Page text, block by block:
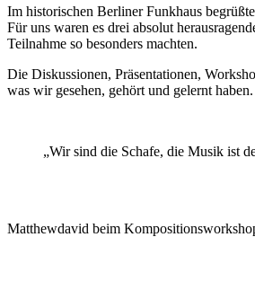
Im historischen Berliner Funkhaus
Für uns waren es drei absolut
Teilnahme so besonders machten.
Die Diskussionen, Präsentationen,
was wir gesehen, gehört und gelernt
„Wir sind die Schafe, die Musik ist
Matthewdavid beim